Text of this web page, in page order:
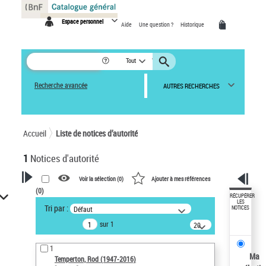
Espace personnel Aide Une question ? Historique
Tout
Recherche avancée AUTRES RECHERCHES
Accueil Liste de notices d’autorité
1 Notices d'autorité
VOTRE RECHERCHE
Recherche avancée dans les
notices d’autorité
Œuvres liées à l'auteur :
Temperton, Rod (1947-2016)
Voir la sélection (0) Ajouter à mes références
(0)
Tri par : Défaut
sur 1
20
résultats/page
1
Temperton, Rod (1947-2016)
RÉCUPÉRER
LES
NOTICES
Ma
Panneau de gestion des cookies